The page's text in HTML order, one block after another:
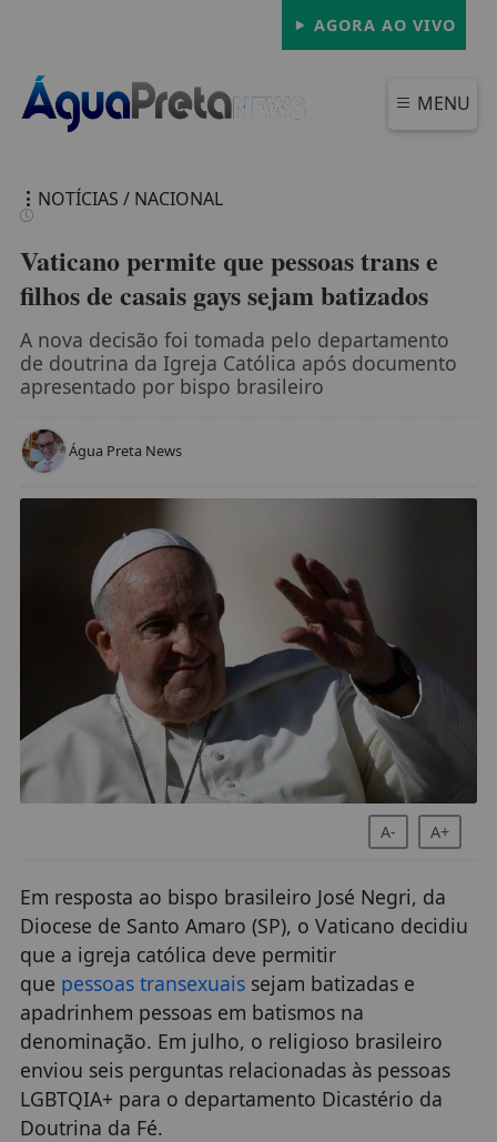
AGORA AO VIVO
MENU
FECHAR
NOTÍCIAS / NACIONAL
Vaticano permite que pessoas trans e
filhos de casais gays sejam batizados
A nova decisão foi tomada pelo departamento
de doutrina da Igreja Católica após documento
apresentado por bispo brasileiro
Água Preta News
A- A+
Em resposta ao bispo brasileiro José Negri, da
Diocese de Santo Amaro (SP), o Vaticano decidiu
que a igreja católica deve permitir
que pessoas transexuaissejam batizadas e
apadrinhem pessoas em batismos na
denominação. Em julho, o religioso brasileiro
enviou seis perguntas relacionadas às pessoas
LGBTQIA+ para o departamento Dicastério da
Doutrina da Fé.